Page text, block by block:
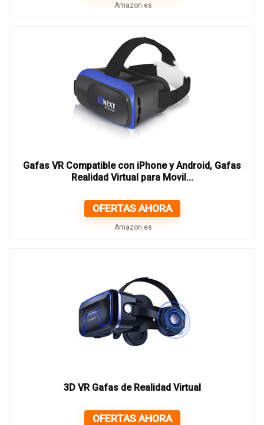
Amazon.es
Gafas VR Compatible con iPhone y Android, Gafas
Realidad Virtual para Movil...
OFERTAS AHORA
Amazon.es
3D VR Gafas de Realidad Virtual
OFERTAS AHORA